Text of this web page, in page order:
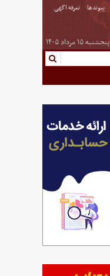
پیوندها تعرفه اگهی
پنجشنبه ۱۵ مرداد ۱۴۰۵